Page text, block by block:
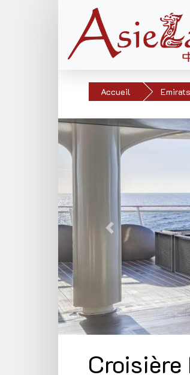
Accueil
Précédent
Croisière